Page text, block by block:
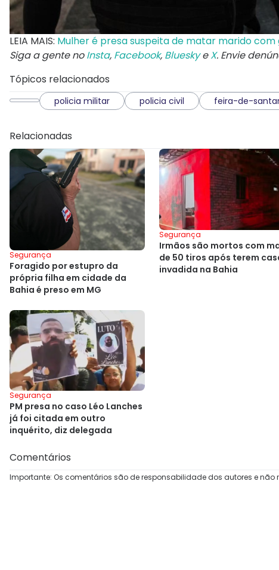
LEIA MAIS: Mulher é presa suspeita de matar marido com
Siga a gente noInsta, Facebook, BlueskyeX. Envie
Tópicos relacionados
policia militar policia civil feira-de-
Relacionadas
Segurança
Foragido por estupro da
própria filha em cidade da
Bahia é preso em MG
Segurança
Irmãos são mortos com
de 50 tiros após terem
invadida na Bahia
Segurança
PM presa no caso Léo Lanches
já foi citada em outro
inquérito, diz delegada
Comentários
Importante: Os comentários são de responsabilidade dos autores e não